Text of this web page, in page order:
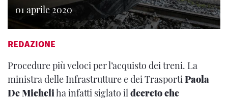
01 aprile 2020
REDAZIONE
Procedure più veloci per l’acquisto dei treni. La
ministra delle Infrastrutture e dei TrasportiPaola
De Micheliha infatti siglato ildecreto che